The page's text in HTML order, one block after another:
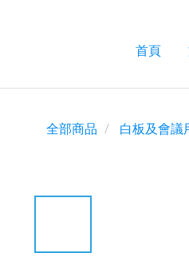
首頁
全部商品 白板及會議